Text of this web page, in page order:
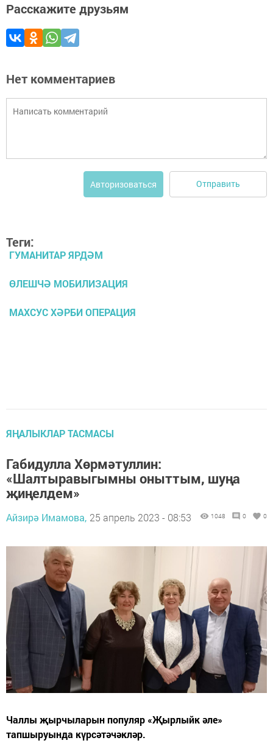
Расскажите друзьям
Нет комментариев
Авторизоваться Отправить
Теги:
ГУМАНИТАР ЯРДӘМ
ӨЛЕШЧӘ МОБИЛИЗАЦИЯ
МАХСУС ХӘРБИ ОПЕРАЦИЯ
ЯҢАЛЫКЛАР ТАСМАСЫ
Габидулла Хөрмәтуллин:
«Шалтыравыгымны оныттым, шуңа
җиңелдем»
Айзирә Имамова, 25 апрель 2023 - 08:53 1048 0 0
Чаллы җырчыларын популяр «Җырлыйк әле»
тапшыруында күрсәтәчәкләр.